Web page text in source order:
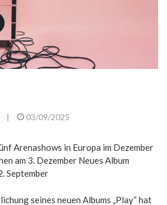
| 03/09/2025
Arenashows in Europa im Dezember
am 3. Dezember Neues Album
September
seines neuen Albums „Play“ hat